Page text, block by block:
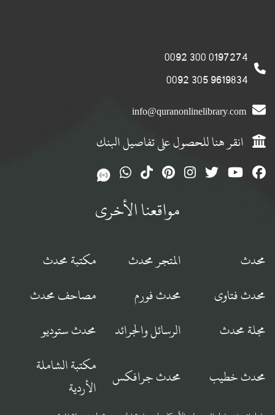
0197274 300 0092
9619834 305 0092
info@quranonlinelibrary.com
انقر هنا للحصول على تفاصيل البنك
مواقعنا الأخرى
محدث المتجر محدث
مكتبة محدث
محدث فتاوى
محدث فورم
مصاحف محدث
مجلة محدث
الرسائل والجرائد محدث ستوديو
محدث خطيب محدث جرافكس
مكتبة الشاملة
الأردية